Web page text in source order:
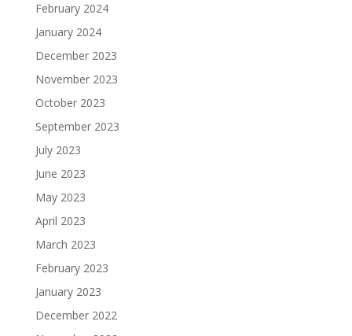
February 2024
January 2024
December 2023
November 2023
October 2023
September 2023
July 2023
June 2023
May 2023
April 2023
March 2023
February 2023
January 2023
December 2022